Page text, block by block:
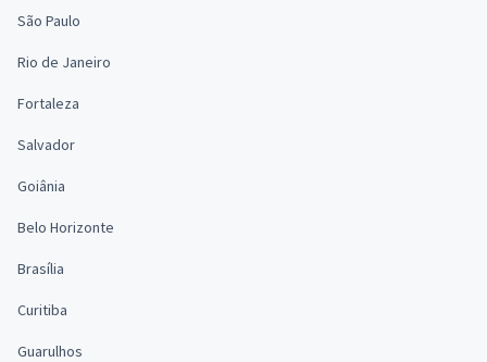
São Paulo
Rio de Janeiro
Fortaleza
Salvador
Goiânia
Belo Horizonte
Brasília
Curitiba
Guarulhos